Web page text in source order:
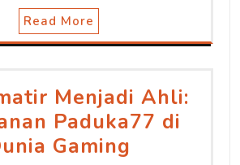
Read More
Menjadi Ahli:
Paduka77 di
Gaming